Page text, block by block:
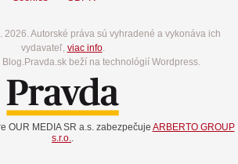
2026. Autorské práva sú vyhradené a vykonáva ich
vydavateľ, viac info.
beží na technológií Wordpress.
OUR MEDIA SR a.s. zabezpečuje ARBERTO GROUP
s.r.o.